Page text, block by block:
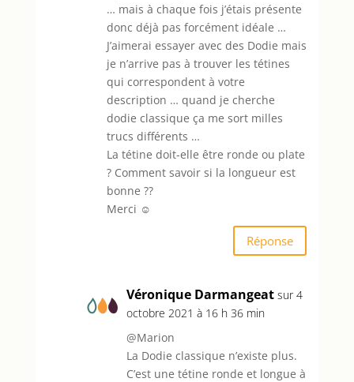
… mais à chaque fois j’étais présente
donc déjà pas forcément idéale …
J’aimerai essayer avec des Dodie mais
je n’arrive pas à trouver les tétines
qui correspondent à votre
description … quand je cherche
dodie classique ça me sort milles
trucs différents …
La tétine doit-elle être ronde ou plate
? Comment savoir si la longueur est
bonne ??
Merci ☺️
Réponse
Véronique Darmangeat sur 4
octobre 2021 à 16 h 36 min
@Marion
La Dodie classique n’existe plus.
C’est une tétine ronde et longue à